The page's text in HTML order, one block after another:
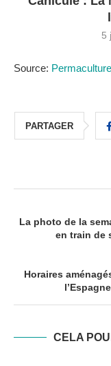
5
Source:
PARTAGER
La photo de la
en train de
Horaires
CELA